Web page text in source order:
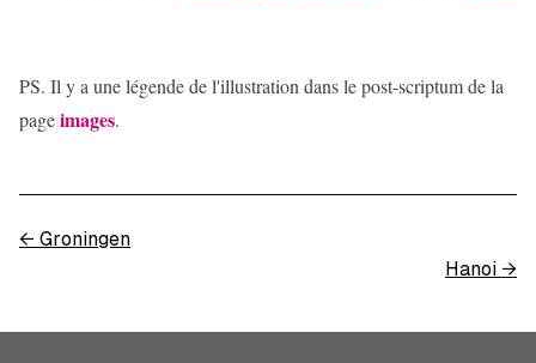
PS. Il y a une légende de l'illustration dans le post-scriptum de la
pageimages.
← Groningen
Hanoi →